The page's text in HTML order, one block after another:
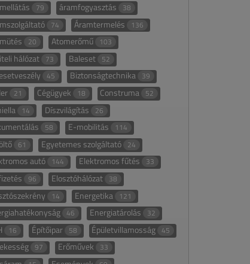
79 áramfogyasztás 38
74 Áramtermelés 136
20 Atomerőmű 103
hálózat 73 Baleset 52
45 Biztonságtechnika 39
21 Cégügyek 18 Construma 52
14 Díszvilágítás 26
58 E-mobilitás 114
61 Egyetemes szolgáltató 24
autó 144 Elektromos fűtés 33
96 Elosztóhálózat 38
14 Energetika 121
46 Energiatárolás 32
16 Építőipar 58 Épületvillamosság 45
97 Erőművek 33